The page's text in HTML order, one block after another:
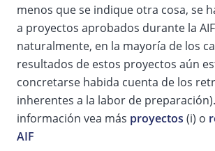
menos que se indique otra cosa, se
a proyectos aprobados durante la
naturalmente, en la mayoría de los
resultados de estos proyectos aún
concretarse habida cuenta de los
inherentes a la labor de
información vea más proyectos (i) o
AIF